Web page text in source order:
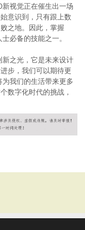
视觉正在催生出一场
意识到，只有跟上数
之地。因此，掌握
必备的技能之一。
之光，它是未来设计
步，我们可以期待更
我们的生活带来更多
数字化时代的挑战，